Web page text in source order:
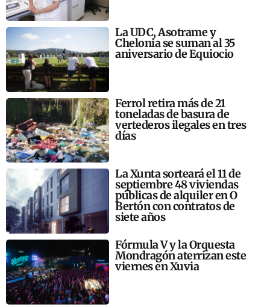
La UDC, Asotrame y
Chelonia se suman al 35
aniversario de Equiocio
Ferrol retira más de 21
toneladas de basura de
vertederos ilegales en tres
días
La Xunta sorteará el 11 de
septiembre 48 viviendas
públicas de alquiler en O
Bertón con contratos de
siete años
Fórmula V y la Orquesta
Mondragón aterrizan este
viernes en Xuvia